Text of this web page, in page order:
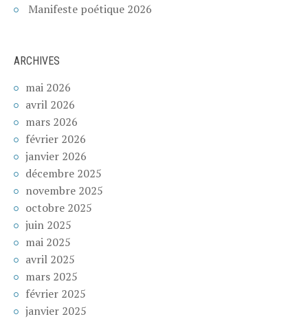
Manifeste poétique 2026
ARCHIVES
mai 2026
avril 2026
mars 2026
février 2026
janvier 2026
décembre 2025
novembre 2025
octobre 2025
juin 2025
mai 2025
avril 2025
mars 2025
février 2025
janvier 2025